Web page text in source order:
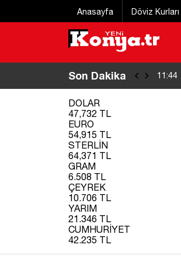
Anasayfa Döviz Kurları
Son Dakika 11:44
DOLAR
47,732 TL
EURO
54,915 TL
STERLİN
64,371 TL
GRAM
6.508 TL
ÇEYREK
10.706 TL
YARIM
21.346 TL
CUMHURİYET
42.235 TL